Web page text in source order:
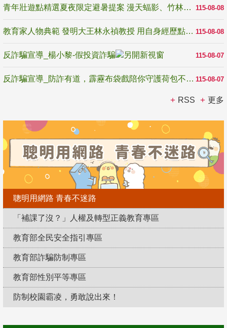
115-08-08
青年壯遊點精選夏夜限定避暑提案 漫天蝠影、竹林尋蛙、茶香夜觀 邀青年暮色出發
115-08-08
教育家人物典範 發明大王林永禎教授 用自身經歷點亮學生的路
115-08-07
反詐騙宣導_楊小黎-假投資詐騙
115-08-07
反詐騙宣導_防詐有道，霹靂布袋戲陪你守護荷包不受騙
RSS 更多
聰明用網路 青春不迷路
「補課了沒？」人權及轉型正義教育專區
教育部全民安全指引專區
教育部詐騙防制專區
教育部性別平等專區
防制校園霸凌，勇敢說出來！